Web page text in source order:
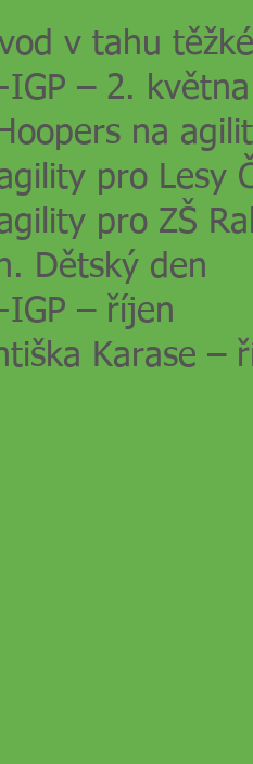
v tahu
– 2. května
na
pro Lesy
pro ZŠ
Dětský den
– říjen
Karase –